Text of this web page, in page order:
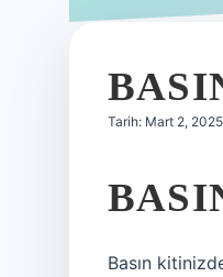
Tarih: Mart 2, 2025
Basın